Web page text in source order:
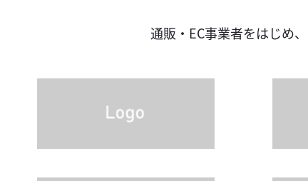
通販・EC事業者をはじめ、